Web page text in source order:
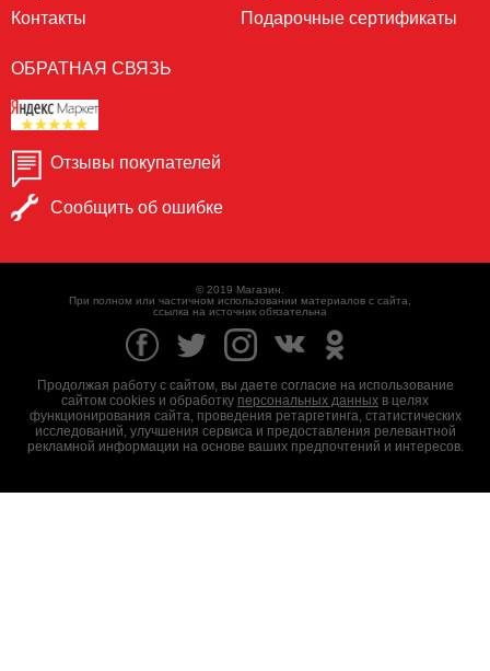
Контакты
Подарочные сертификаты
ОБРАТНАЯ СВЯЗЬ
Отзывы покупателей
Сообщить об ошибке
© 2019 Магазин.
При полном или частичном использовании материалов с сайта,
ссылка на источник обязательна
Продолжая работу с сайтом, вы даете согласие на использование
сайтом cookies и обработку персональных данных в целях
функционирования сайта, проведения ретаргетинга, статистических
исследований, улучшения сервиса и предоставления релевантной
рекламной информации на основе ваших предпочтений и интересов.